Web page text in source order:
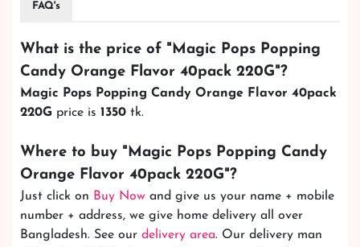
FAQ's
What is the price of "Magic Pops Popping
Candy Orange Flavor 40pack 220G"?
Magic Pops Popping Candy Orange Flavor 40pack
220G price is 1350 tk.
Where to buy "Magic Pops Popping Candy
Orange Flavor 40pack 220G"?
Just click on Buy Now and give us your name + mobile
number + address, we give home delivery all over
Bangladesh. See our delivery area. Our delivery man